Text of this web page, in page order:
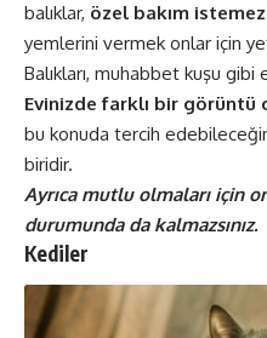
balıklar, özel bakım
yemlerini vermek onlar için
Balıkları, muhabbet kuşu gibi
Evinizde farklı bir görüntü
bu konuda tercih
biridir.
Ayrıca mutlu olmaları için
durumunda da kalmazsınız.
Kediler